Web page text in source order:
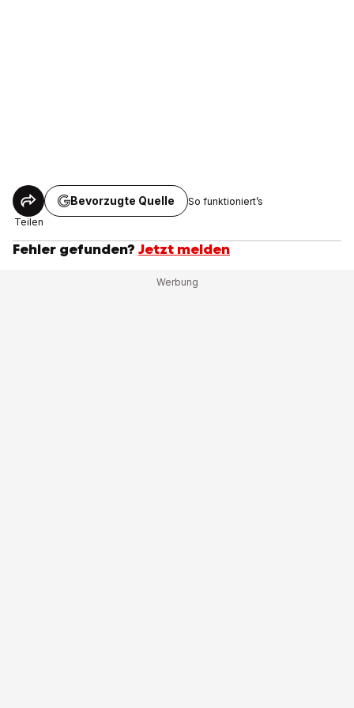
Teilen
Bevorzugte Quelle So funktioniert’s
Fehler gefunden? Jetzt melden